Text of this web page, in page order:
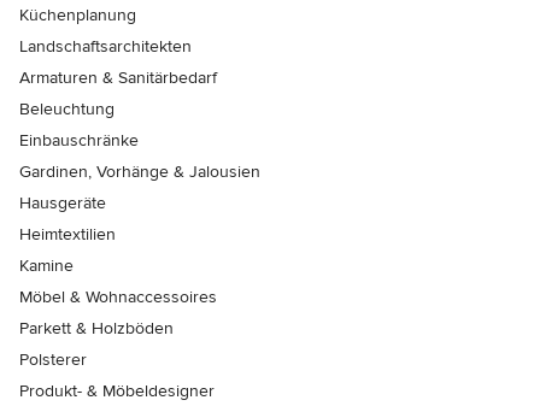
Küchenplanung
Landschaftsarchitekten
Armaturen & Sanitärbedarf
Beleuchtung
Einbauschränke
Gardinen, Vorhänge & Jalousien
Hausgeräte
Heimtextilien
Kamine
Möbel & Wohnaccessoires
Parkett & Holzböden
Polsterer
Produkt- & Möbeldesigner